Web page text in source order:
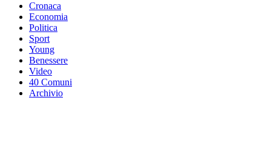
Cronaca
Economia
Politica
Sport
Young
Benessere
Video
40 Comuni
Archivio